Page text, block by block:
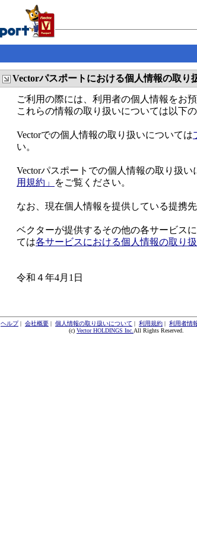
Vectorパスポートにおける個人情報の取り
ご利用の際には、利用者の個人情報をお
これらの情報の取り扱いについては以下の
Vectorでの個人情報の取り扱いについては
い。
Vectorパスポートでの個人情報の取り扱い
用規約」
をご覧ください。
なお、現在個人情報を提供している提携
ベクターが提供するその他の各サービス
ては各サービスにおける個人情報の取り
令和４年4月1日
ヘルプ| 会社概要 | 個人情報の取り扱いについて | 利用規約 | 利用者情
(c) Vector HOLDINGS Inc. All Rights Reserved.